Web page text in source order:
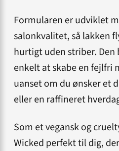
Formularen er udviklet
salonkvalitet, så lakken
hurtigt uden striber. Den
enkelt at skabe en fejlfri
uanset om du ønsker et
eller en raffineret
Som et vegansk og
Wicked perfekt til dig,